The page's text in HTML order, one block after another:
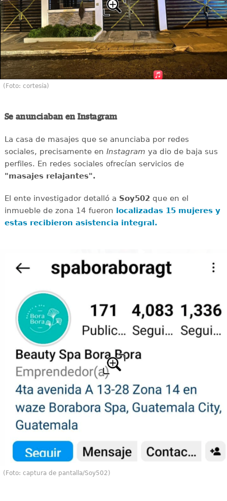
(Foto: cortesía)
Se anunciaban en Instagram
La casa de masajes que se anunciaba por redes
sociales, precisamente en Instagram ya dio de baja sus
perfiles. En redes sociales ofrecían servicios de
"masajes relajantes".
El ente investigador detalló a Soy502que en el
inmueble de zona 14 fueron
localizadas 15 mujeres y
estas recibieron asistencia integral.
(Foto: captura de pantalla/Soy502)